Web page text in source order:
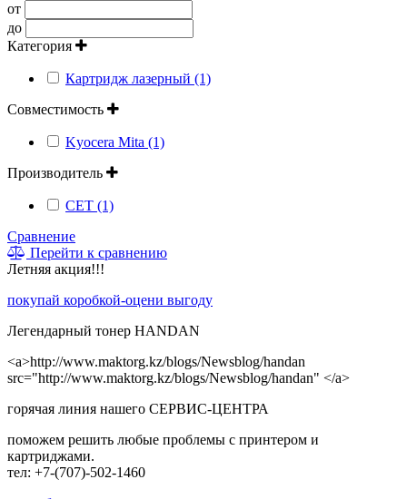
от
до
Категория
Картридж лазерный (1)
Совместимость
Kyocera Mita (1)
Производитель
CET (1)
Сравнение
Перейти к сравнению
Летняя акция!!!
покупай коробкой-оцени выгоду
Легендарный тонер HANDAN
<a>http://www.maktorg.kz/blogs/Newsblog/handan
src="http://www.maktorg.kz/blogs/Newsblog/handan" </a>
горячая линия нашего СЕРВИС-ЦЕНТРА
поможем решить любые проблемы с принтером и
картриджами.
тел: +7-(707)-502-1460